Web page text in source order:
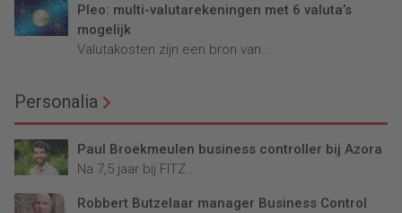
Pleo: multi-valutarekeningen met 6 valuta’s
mogelijk
Valutakosten zijn een bron van...
Personalia
Paul Broekmeulen business controller bij Azora
Na 7,5 jaar bij FITZ...
Robbert Butzelaar manager Business Control